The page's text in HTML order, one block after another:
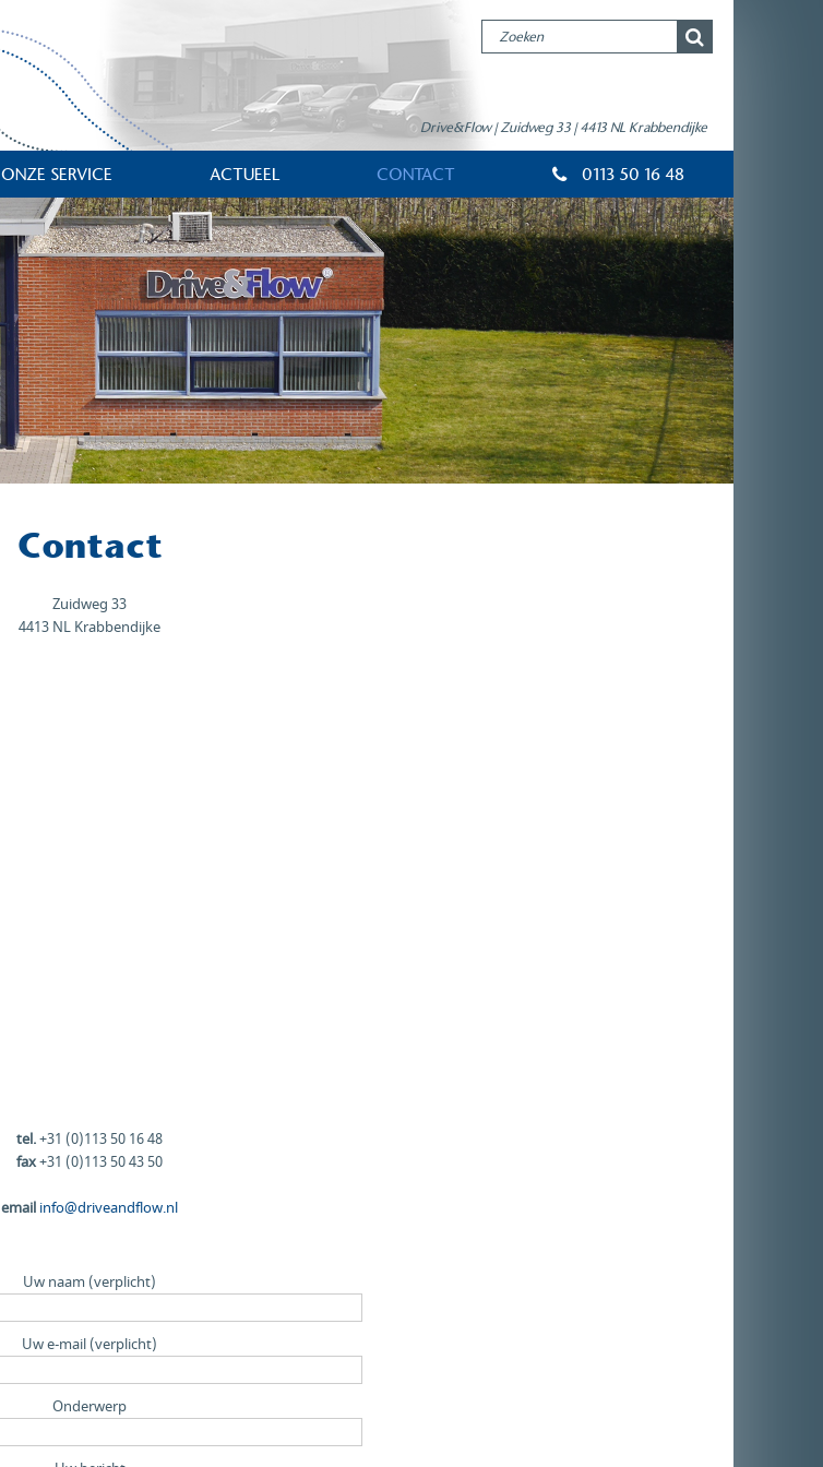
Drive&Flow | Zuidweg 33 | 4413 NL Krabbendijke
ONZE SERVICE ACTUEEL CONTACT 0113 50 16 48
Contact
Zuidweg 33
4413 NL Krabbendijke
tel.+31 (0)113 50 16 48
fax+31 (0)113 50 43 50
email info@driveandflow.nl
Uw naam (verplicht)
Uw e-mail (verplicht)
Onderwerp